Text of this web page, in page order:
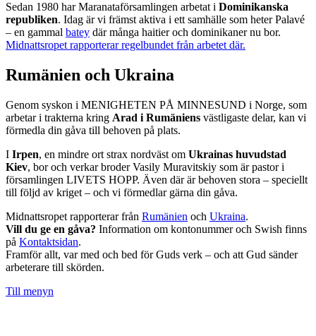
Sedan 1980 har Maranataförsamlingen arbetat i Dominikanska
republiken. Idag är vi främst aktiva i ett samhälle som heter Palavé
– en gammal batey där många haitier och dominikaner nu bor.
Midnattsropet rapporterar regelbundet från arbetet där.
Rumänien och Ukraina
Genom syskon i MENIGHETEN PÅ MINNESUND i Norge, som
arbetar i trakterna kring Arad i Rumäniens västligaste delar, kan vi
förmedla din gåva till behoven på plats.
I Irpen, en mindre ort strax nordväst om Ukrainas huvudstad
Kiev, bor och verkar broder Vasily Muravitskiy som är pastor i
församlingen LIVETS HOPP. Även där är behoven stora – speciellt
till följd av kriget – och vi förmedlar gärna din gåva.
Midnattsropet rapporterar från Rumänien och Ukraina.
Vill du ge en gåva? Information om kontonummer och Swish finns
på Kontaktsidan.
Framför allt, var med och bed för Guds verk – och att Gud sänder
arbeterare till skörden.
Till menyn